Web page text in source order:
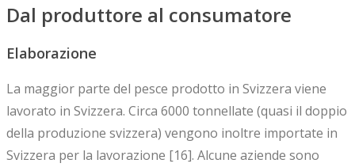
Dal produttore al consumatore
Elaborazione
La maggior parte del pesce prodotto in Svizzera viene
lavorato in Svizzera. Circa 6000 tonnellate (quasi il doppio
della produzione svizzera) vengono inoltre importate in
Svizzera per la lavorazione [16]. Alcune aziende sono